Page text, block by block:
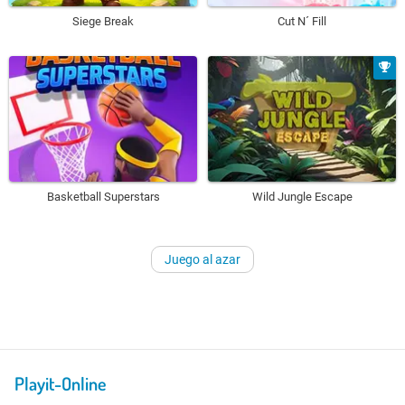
Siege Break Cut N´ Fill
Basketball Superstars Wild Jungle Escape
Juego al azar
Playit-Online